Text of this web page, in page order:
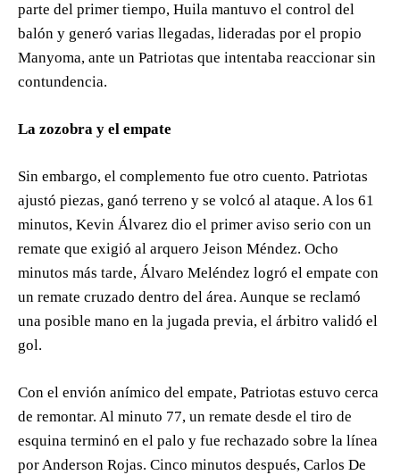
parte del primer tiempo, Huila mantuvo el control del
balón y generó varias llegadas, lideradas por el propio
Manyoma, ante un Patriotas que intentaba reaccionar sin
contundencia.
La zozobra y el empate
Sin embargo, el complemento fue otro cuento. Patriotas
ajustó piezas, ganó terreno y se volcó al ataque. A los 61
minutos, Kevin Álvarez dio el primer aviso serio con un
remate que exigió al arquero Jeison Méndez. Ocho
minutos más tarde, Álvaro Meléndez logró el empate con
un remate cruzado dentro del área. Aunque se reclamó
una posible mano en la jugada previa, el árbitro validó el
gol.
Con el envión anímico del empate, Patriotas estuvo cerca
de remontar. Al minuto 77, un remate desde el tiro de
esquina terminó en el palo y fue rechazado sobre la línea
por Anderson Rojas. Cinco minutos después, Carlos De